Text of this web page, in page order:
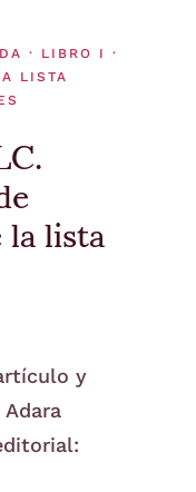
· LIBRO I ·
LISTA
lista
y